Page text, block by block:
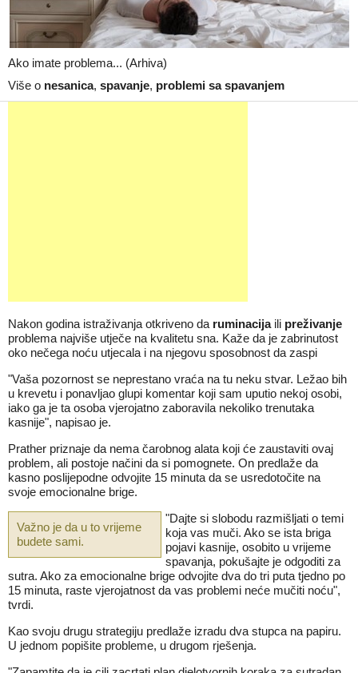
Ako imate problema... (Arhiva)
Više o nesanica, spavanje, problemi sa spavanjem
Nakon godina istraživanja otkriveno da ruminacijaili preživanje
problema najviše utječe na kvalitetu sna. Kaže da je zabrinutost
oko nečega noću utjecala i na njegovu sposobnost da zaspi
"Vaša pozornost se neprestano vraća na tu neku stvar. Ležao bih
u krevetu i ponavljao glupi komentar koji sam uputio nekoj osobi,
iako ga je ta osoba vjerojatno zaboravila nekoliko trenutaka
kasnije", napisao je.
Prather priznaje da nema čarobnog alata koji će zaustaviti ovaj
problem, ali postoje načini da si pomognete. On predlaže da
kasno poslijepodne odvojite 15 minuta da se usredotočite na
svoje emocionalne brige.
Važno je da u to vrijeme
budete sami.
"Dajte si slobodu razmišljati o temi
koja vas muči. Ako se ista briga
pojavi kasnije, osobito u vrijeme
spavanja, pokušajte je odgoditi za
sutra. Ako za emocionalne brige odvojite dva do tri puta tjedno po
15 minuta, raste vjerojatnost da vas problemi neće mučiti noću",
tvrdi.
Kao svoju drugu strategiju predlaže izradu dva stupca na papiru.
U jednom popišite probleme, u drugom rješenja.